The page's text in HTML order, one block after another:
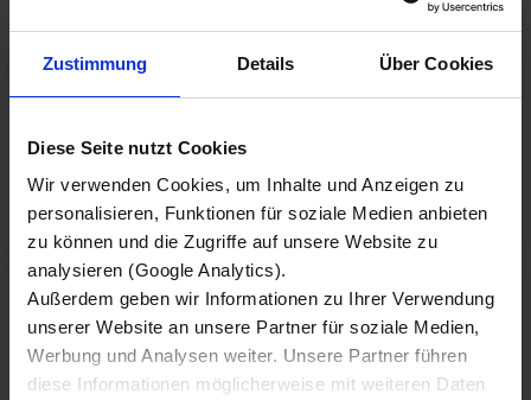
Zustimmung Details Über Cookies
Diese Seite nutzt Cookies
Wir verwenden Cookies, um Inhalte und Anzeigen zu
personalisieren, Funktionen für soziale Medien anbieten
zu können und die Zugriffe auf unsere Website zu
analysieren (Google Analytics).
Außerdem geben wir Informationen zu Ihrer Verwendung
unserer Website an unsere Partner für soziale Medien,
Werbung und Analysen weiter. Unsere Partner führen
diese Informationen möglicherweise mit weiteren Daten
NEXT
MÁS INFORMACIÓN
HDX